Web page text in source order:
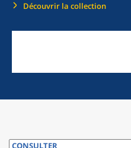
Découvrir la collection